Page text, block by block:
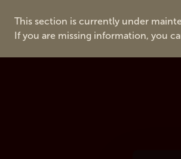
This section is currently under
If you are missing information, you